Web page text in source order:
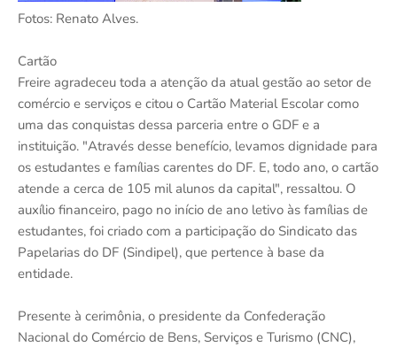
Fotos: Renato Alves.
Cartão
Freire agradeceu toda a atenção da atual gestão ao setor de
comércio e serviços e citou o Cartão Material Escolar como
uma das conquistas dessa parceria entre o GDF e a
instituição. "Através desse benefício, levamos dignidade para
os estudantes e famílias carentes do DF. E, todo ano, o cartão
atende a cerca de 105 mil alunos da capital", ressaltou. O
auxílio financeiro, pago no início de ano letivo às famílias de
estudantes, foi criado com a participação do Sindicato das
Papelarias do DF (Sindipel), que pertence à base da
entidade.
Presente à cerimônia, o presidente da Confederação
Nacional do Comércio de Bens, Serviços e Turismo (CNC),